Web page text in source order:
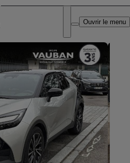
DEALER NAME
Ouvrir le menu